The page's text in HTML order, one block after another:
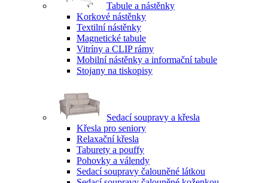
Tabule a nástěnky
Korkové nástěnky
Textilní nástěnky
Magnetické tabule
Vitríny a CLIP rámy
Mobilní nástěnky a informační tabule
Stojany na tiskopisy
Sedací soupravy a křesla
Křesla pro seniory
Relaxační křesla
Taburety a pouffy
Pohovky a válendy
Sedací soupravy čalouněné látkou